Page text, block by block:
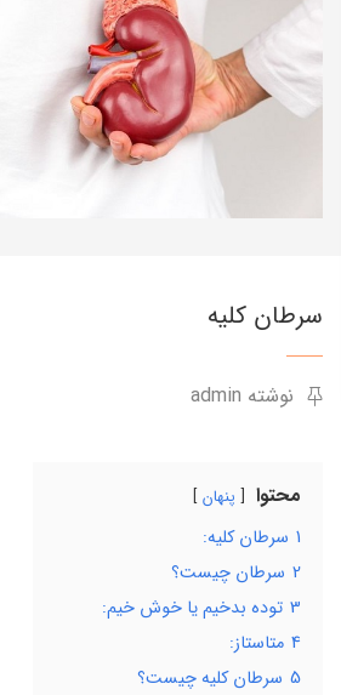
سرطان کلیه
نوشته admin
محتوا پنهان
1 سرطان کلیه:
2 سرطان چیست؟
3 توده بدخیم یا خوش خیم:
4 متاستاز:
5 سرطان کلیه چیست؟